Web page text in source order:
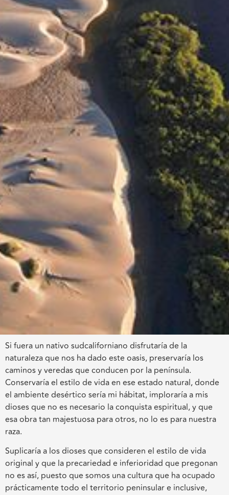
Si fuera un nativo sudcaliforniano disfrutaría de la
naturaleza que nos ha dado este oasis, preservaría los
caminos y veredas que conducen por la península.
Conservaría el estilo de vida en ese estado natural, donde
el ambiente desértico sería mi hábitat, imploraría a mis
dioses que no es necesario la conquista espiritual, y que
esa obra tan majestuosa para otros, no lo es para nuestra
raza.
Suplicaría a los dioses que consideren el estilo de vida
original y que la precariedad e inferioridad que pregonan
no es así, puesto que somos una cultura que ha ocupado
prácticamente todo el territorio peninsular e inclusive,